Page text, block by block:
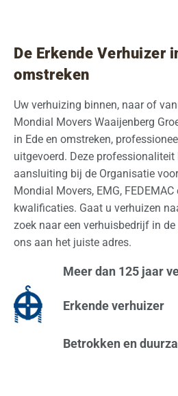
De Erkende Verhuizer
omstreken
Uw verhuizing binnen, naar of
Mondial Movers Waaijenberg
in Ede en omstreken,
uitgevoerd. Deze
aansluiting bij de Organisatie
Mondial Movers, EMG, FEDEMAC
kwalificaties. Gaat u verhuizen
zoek naar een verhuisbedrijf in
ons aan het juiste adres.
Meer dan 125 jaar
Erkende verhuizer
Betrokken en